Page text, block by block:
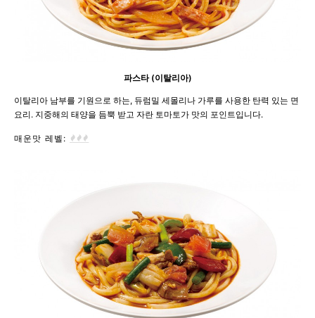
파스타 (이탈리아)
이탈리아 남부를 기원으로 하는, 듀럼밀 세몰리나 가루를 사용한 탄력 있는 면
요리. 지중해의 태양을 듬뿍 받고 자란 토마토가 맛의 포인트입니다.
매운맛 레벨: